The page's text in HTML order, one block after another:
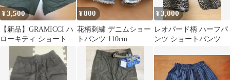
¥3,500
【新品】GRAMICCI ハ
ローキティ ショートパ
¥800
花柄刺繍 デニムショー
トパンツ 110cm
¥3,000
レオパード柄 ハーフパ
ンツ ショートパンツ